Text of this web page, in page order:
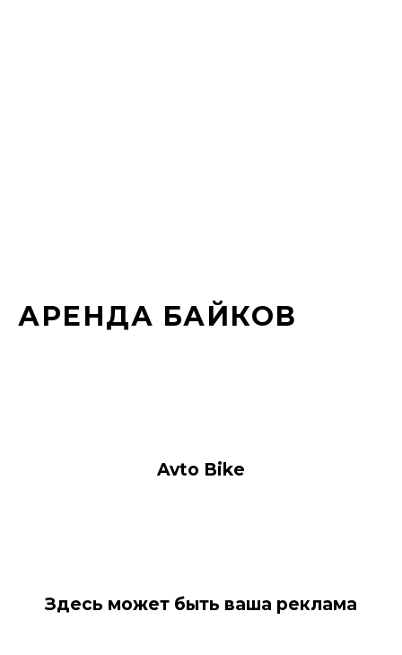
АРЕНДА БАЙКОВ
Avto Bike
Здесь может быть ваша реклама